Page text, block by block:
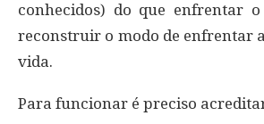
conhecidos) do que enfrentar o
reconstruir o modo de enfrentar
vida.
Para funcionar é preciso